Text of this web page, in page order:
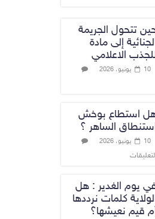
تتحول الجريمة
إلى مادة
الاعلامي
10 يونيو، 2026
استطاع بوخش
الساهر ؟
10 يونيو، 2026
يوم الغدير : هل
كلمات نرددها
قيم نعيشها؟